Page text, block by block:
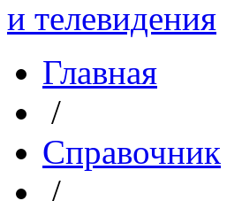
Главная
/
Справочник
/